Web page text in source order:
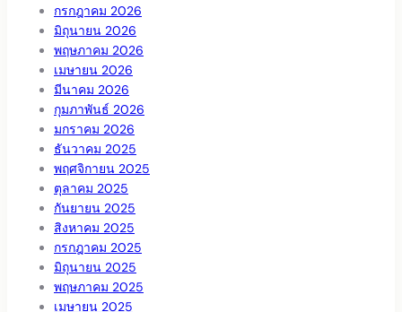
กรกฎาคม 2026
มิถุนายน 2026
พฤษภาคม 2026
เมษายน 2026
มีนาคม 2026
กุมภาพันธ์ 2026
มกราคม 2026
ธันวาคม 2025
พฤศจิกายน 2025
ตุลาคม 2025
กันยายน 2025
สิงหาคม 2025
กรกฎาคม 2025
มิถุนายน 2025
พฤษภาคม 2025
เมษายน 2025